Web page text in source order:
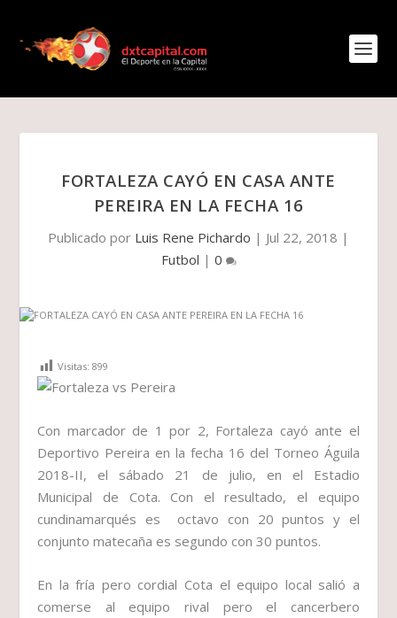
FORTALEZA CAYÓ EN CASA ANTE
PEREIRA EN LA FECHA 16
Publicado por Luis Rene Pichardo | Jul 22, 2018 |
Futbol | 0
Visitas: 899
Con marcador de 1 por 2, Fortaleza cayó ante el
Deportivo Pereira en la fecha 16 del Torneo Águila
2018-II, el sábado 21 de julio, en el Estadio
Municipal de Cota. Con el resultado, el equipo
cundinamarqués es octavo con 20 puntos y el
conjunto matecaña es segundo con 30 puntos.
En la fría pero cordial Cota el equipo local salió a
comerse al equipo rival pero el cancerbero